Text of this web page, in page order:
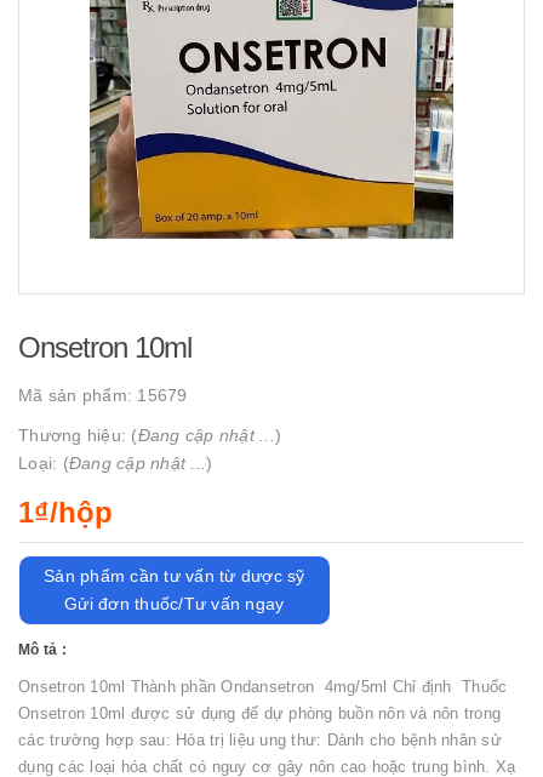
Onsetron 10ml
Mã sản phẩm: 15679
Thương hiệu: (Đang cập nhật ... )
Loại: (Đang cập nhật ... )
1₫/hộp
Sản phẩm cần tư vấn từ dược sỹ
Gửi đơn thuốc/Tư vấn ngay
Mô tả :
Onsetron 10ml Thành phần Ondansetron 4mg/5ml Chỉ định Thuốc
Onsetron 10ml được sử dụng để dự phòng buồn nôn và nôn trong
các trường hợp sau: Hóa trị liệu ung thư: Dành cho bệnh nhân sử
dụng các loại hóa chất có nguy cơ gây nôn cao hoặc trung bình. Xạ